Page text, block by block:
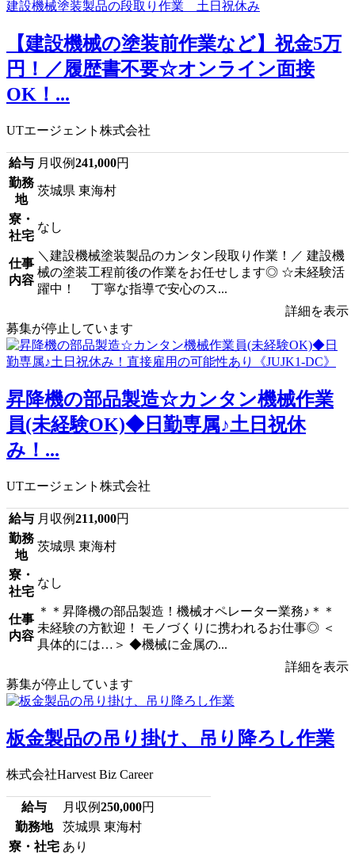
【建設機械の塗装前作業など】祝金5万
円！／履歴書不要☆オンライン面接
OK！...
UTエージェント株式会社
給与 月収例241,000円
勤務
地
茨城県 東海村
寮・
社宅
なし
仕事
内容
＼建設機械塗装製品のカンタン段取り作業！／ 建設機
械の塗装工程前後の作業をお任せします◎ ☆未経験活
躍中！ 丁寧な指導で安心のス...
詳細を表示
募集が停止しています
昇降機の部品製造☆カンタン機械作業
員(未経験OK)◆日勤専属♪土日祝休
み！...
UTエージェント株式会社
給与 月収例211,000円
勤務
地
茨城県 東海村
寮・
社宅
なし
仕事
内容
＊＊昇降機の部品製造！機械オペレーター業務♪＊＊
未経験の方歓迎！ モノづくりに携われるお仕事◎ ＜
具体的には…＞ ◆機械に金属の...
詳細を表示
募集が停止しています
板金製品の吊り掛け、吊り降ろし作業
株式会社Harvest Biz Career
給与 月収例250,000円
勤務地
茨城県 東海村
寮・社宅 あり